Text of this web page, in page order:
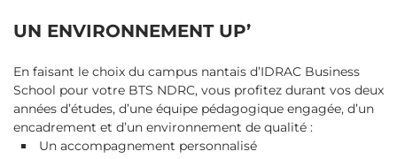
UN ENVIRONNEMENT UP’
En faisant le choix du campus nantais d’IDRAC Business
School pour votre BTS NDRC, vous profitez durant vos deux
années d’études, d’une équipe pédagogique engagée, d’un
encadrement et d’un environnement de qualité :
Un accompagnement personnalisé